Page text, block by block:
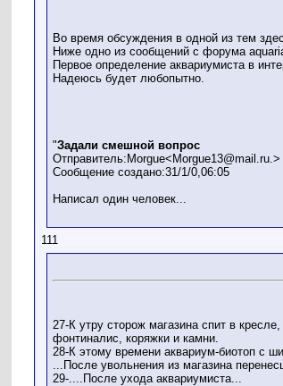
Во время обсуждения в одной из тем
Ниже одно из сообщений с форума
Первое определение аквариумиста в
Надеюсь будет любопытно.
"Задали смешной вопрос
Отправитель:Morgue<Morgue13@mail.ru.>
Сообщение создано:31/1/0,06:05
Написал один человек...
111
27-К утру сторож магазина спит в
фонтиналис, коряжки и камни.
28-К этому времени аквариум-биотоп с
...После увольнения из магазина
29-....После ухода аквариумиста...